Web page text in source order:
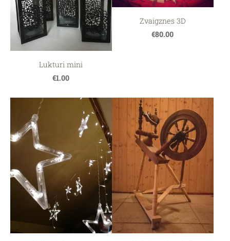
Lukturi mini
€1.00
Zvaigznes 3D
€80.00